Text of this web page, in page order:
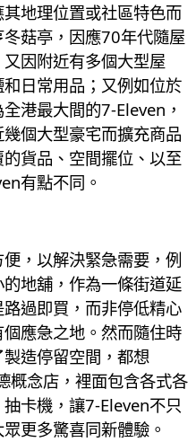
地理位置或社區特色而
菇亭，因應70年代隨屋
因附近有多個大型屋
日常用品；又例如位於
港最大間的7-Eleven，
個大型豪宅而擴充商品
貨品、空間擺位、以至
有點不同。
，以解決緊急需要，例
地舖，作為一條街道延
過即買，而非停低精心
應急之地。然而隨住時
造停留空間，都想
概念店，裡面包含各式各
卡機，讓7-Eleven不只
更多驚喜同新體驗。